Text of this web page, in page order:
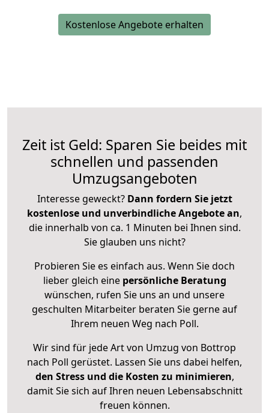
Kostenlose Angebote erhalten
Zeit ist Geld: Sparen Sie beides mit
schnellen und passenden
Umzugsangeboten
Interesse geweckt? Dann fordern Sie jetzt
kostenlose und unverbindliche Angebote an,
die innerhalb von ca. 1 Minuten bei Ihnen sind.
Sie glauben uns nicht?
Probieren Sie es einfach aus. Wenn Sie doch
lieber gleich eine persönliche Beratung
wünschen, rufen Sie uns an und unsere
geschulten Mitarbeiter beraten Sie gerne auf
Ihrem neuen Weg nach Poll.
Wir sind für jede Art von Umzug von Bottrop
nach Poll gerüstet. Lassen Sie uns dabei helfen,
den Stress und die Kosten zu minimieren,
damit Sie sich auf Ihren neuen Lebensabschnitt
freuen können.